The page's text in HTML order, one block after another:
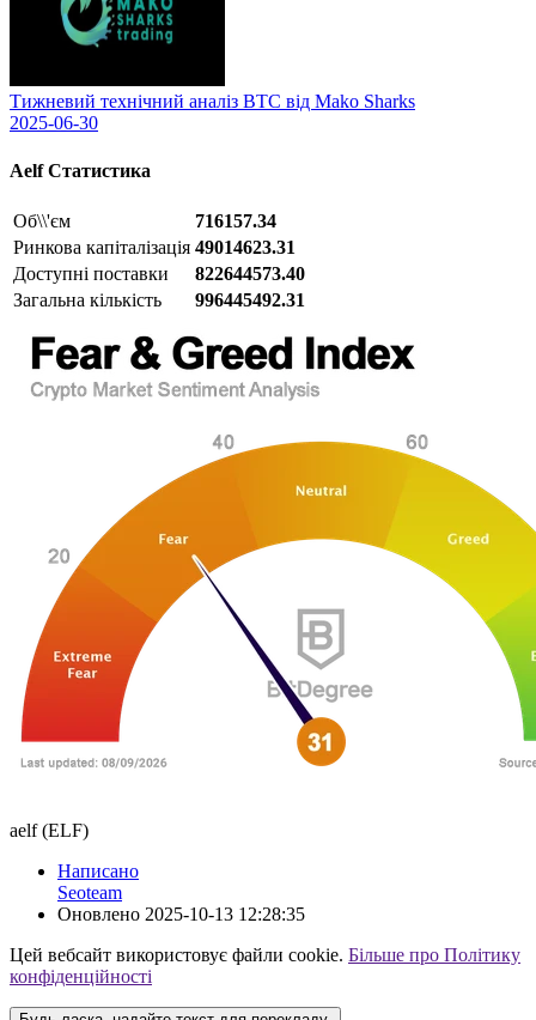
Тижневий технічний аналіз BTC від Mako Sharks
2025-06-30
AelfСтатистика
Об\\'єм
716157.34
Ринкова капіталізація 49014623.31
Доступні поставки
822644573.40
Загальна кількість
996445492.31
aelf (ELF)
Написано
Seoteam
Оновлено 2025-10-13 12:28:35
Цей вебсайт використовує файли cookie. Більше про Політику
конфіденційності